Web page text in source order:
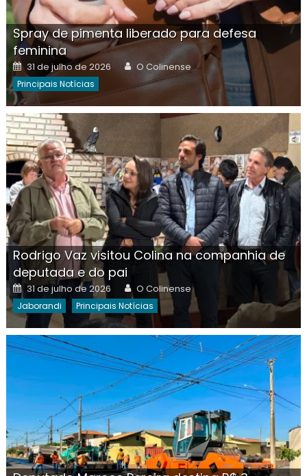
Spray de pimenta liberado para defesa
feminina
Posted
on
31 de julho de 2026 Author
O Colinense
Principais Notícias
Rodrigo Vaz visitou Colina na companhia de
deputada e do pai
Posted
on
31 de julho de 2026 Author
O Colinense
Jaborandi Principais Notícias